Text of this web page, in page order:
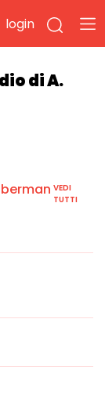
login
di A.
VEDI
TUTTI